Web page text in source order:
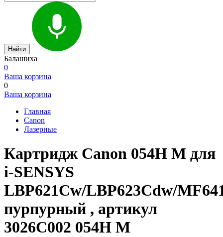
Найти
Балашиха
0
Ваша корзина
0
Ваша корзина
Главная
Canon
Лазерные
Картридж Canon 054H M для
i-SENSYS
LBP621Cw/LBP623Cdw/
пурпурный , артикул
3026C002 054H M